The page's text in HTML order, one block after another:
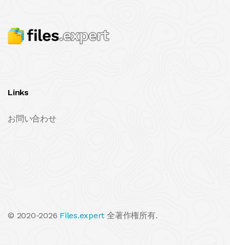
Links
お問い合わせ
© 2020-2026 Files.expert 全著作権所有.